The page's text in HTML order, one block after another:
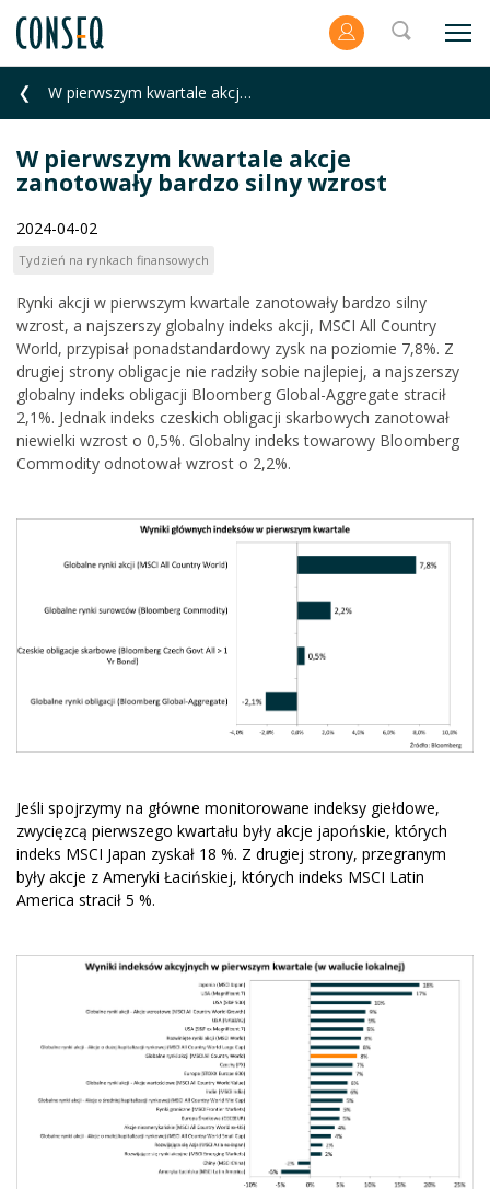
W pierwszym kwartale akcje zanotowały bardzo silny wzrost
W pierwszym kwartale akcje
zanotowały bardzo silny wzrost
2024-04-02
Tydzień na rynkach finansowych
Rynki akcji w pierwszym kwartale zanotowały bardzo silny
wzrost, a najszerszy globalny indeks akcji, MSCI All Country
World, przypisał ponadstandardowy zysk na poziomie 7,8%. Z
drugiej strony obligacje nie radziły sobie najlepiej, a najszerszy
globalny indeks obligacji Bloomberg Global-Aggregate stracił
2,1%. Jednak indeks czeskich obligacji skarbowych zanotował
niewielki wzrost o 0,5%. Globalny indeks towarowy Bloomberg
Commodity odnotował wzrost o 2,2%.
Jeśli spojrzymy na główne monitorowane indeksy giełdowe,
zwycięzcą pierwszego kwartału były akcje japońskie, których
indeks MSCI Japan zyskał 18 %. Z drugiej strony, przegranym
były akcje z Ameryki Łacińskiej, których indeks MSCI Latin
America stracił 5 %.